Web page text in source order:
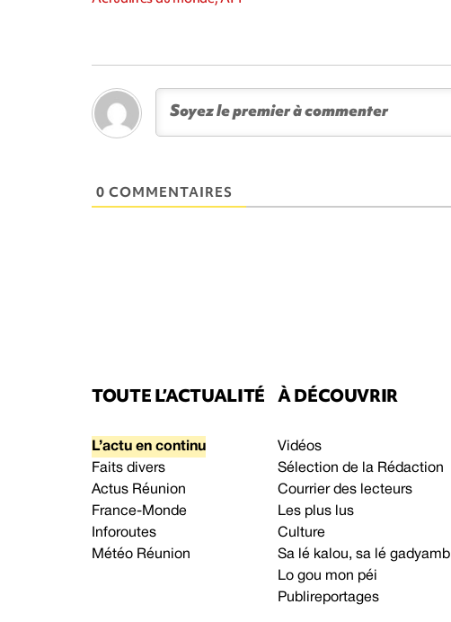
0 COMMENTAIRES
TOUTE L’ACTUALITÉ
L’actu en continu
Faits divers
Actus Réunion
France-Monde
Inforoutes
Météo Réunion
À DÉCOUVRIR
Vidéos
Sélection de la Rédaction
Courrier des lecteurs
Les plus lus
Culture
Sa lé kalou, sa lé gadyamb
Lo gou mon péi
Publireportages